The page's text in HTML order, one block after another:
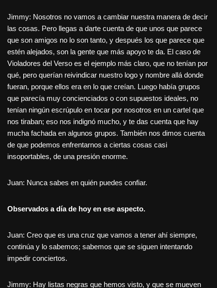
Jimmy: Nosotros no vamos a cambiar nuestra manera de decir
las cosas. Pero llegas a darte cuenta de que unos que parece
que son amigos no lo son tanto, y después los que parece que
estén alejados, son la gente que más apoyo te da. El caso de
Violadores del Verso es el ejemplo más claro, que no tenían por
qué, pero querían reivindicar nuestro logo y nombre allá donde
fueran, porque ellos era en lo que creían. Luego había grupos
que parecía muy concienciados o con supuestos ideales, no
tenían ningún escrúpulo en tocar por nosotros en un cartel que
nos tiraban; eso nos indignó mucho, y te das cuenta que hay
mucha fachada en algunos grupos. También nos dimos cuenta
de que podemos enfrentarnos a ciertas cosas casi
insoportables, de una presión enorme.
Juan: Nunca sabes en quién puedes confiar.
Observados a día de hoy en ese aspecto.
Juan: Creo que es una cruz que vamos a tener ahí siempre,
continúa y lo sabemos; sabemos que se siguen intentando
impedir conciertos.
Jimmy: Hay listas negras que hemos visto, y que se mueven